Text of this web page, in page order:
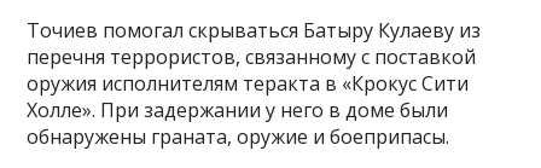
Точиев помогал скрываться Батыру Кулаеву из
перечня террористов, связанному с поставкой
оружия исполнителям теракта в «Крокус Сити
Холле». При задержании у него в доме были
обнаружены граната, оружие и боеприпасы.